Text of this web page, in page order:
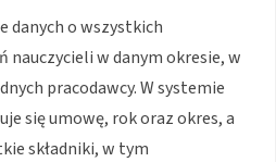
danych o wszystkich
nauczycieli w danym okresie, w
pracodawcy. W systemie
się umowę, rok oraz okres, a
składniki, w tym